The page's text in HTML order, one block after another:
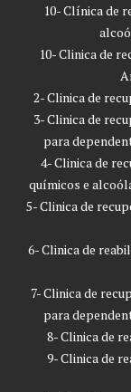
10- Clínica de
10- Clinica de
2- Clinica de
3- Clinica de
para
4- Clinica de
químicos e
5- Clinica de
6- Clinica de
7- Clinica de
para
8- Clinica de
9- Clinica de